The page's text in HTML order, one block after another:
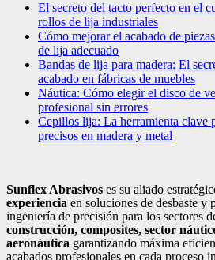
El secreto del tacto perfecto en el
rollos de lija industriales
Cómo mejorar el acabado de
de lija adecuado
Bandas de lija para madera: El
acabado en fábricas de muebles
Náutica: Cómo elegir el disco de
profesional sin errores
Cepillos lija: La herramienta clave
precisos en madera y metal
Sunflex Abrasivos es su aliado
experiencia en soluciones de desbaste y
ingeniería de precisión para los sectores
construcción, composites, sector
aeronáutica garantizando máxima
acabados profesionales en cada proceso